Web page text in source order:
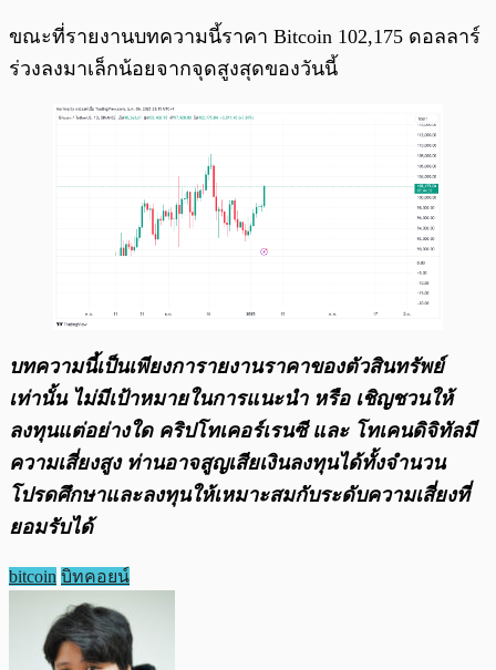
ขณะที่รายงานบทความนี้ราคา Bitcoin 102,175 ดอลลาร์
ร่วงลงมาเล็กน้อยจากจุดสูงสุดของวันนี้
บทความนี้เป็นเพียงการายงานราคาของตัวสินทรัพย์
เท่านั้น ไม่มีเป้าหมายในการแนะนำ หรือ เชิญชวนให้
ลงทุนแต่อย่างใด คริปโทเคอร์เรนซี และ โทเคนดิจิทัลมี
ความเสี่ยงสูง ท่านอาจสูญเสียเงินลงทุนได้ทั้งจํานวน
โปรดศึกษาและลงทุนให้เหมาะสมกับระดับความเสี่ยงที่
ยอมรับได้
bitcoin บิทคอยน์